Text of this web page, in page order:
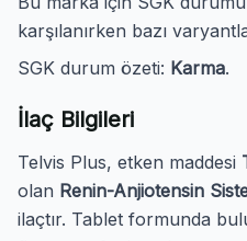
karşılanırken bazı
SGK durum özeti: Karma.
İlaç Bilgileri
Telvis Plus, etken maddesi
olan Renin-Anjiotensin
ilaçtır. Tablet formunda